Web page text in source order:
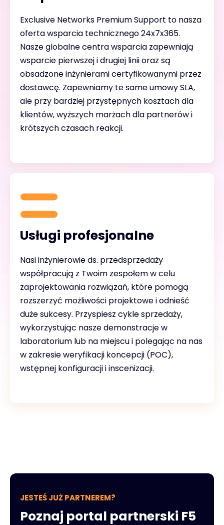
Exclusive Networks Premium Support to nasza
oferta wsparcia technicznego 24x7x365.
Nasze globalne centra wsparcia zapewniają
wsparcie pierwszej i drugiej linii oraz są
obsadzone inżynierami certyfikowanymi przez
dostawcę. Zapewniamy te same umowy SLA,
ale przy bardziej przystępnych kosztach dla
klientów, wyższych marżach dla partnerów i
krótszych czasach reakcji.
Usługi profesjonalne
Nasi inżynierowie ds. przedsprzedaży
współpracują z Twoim zespołem w celu
zaprojektowania rozwiązań, które pomogą
rozszerzyć możliwości projektowe i odnieść
duże sukcesy. Przyspiesz cykle sprzedaży,
wykorzystując nasze demonstracje w
laboratorium lub na miejscu i polegając na nas
w zakresie weryfikacji koncepcji (POC),
wstępnej konfiguracji i inscenizacji.
JESTEŚ JUŻ PARTNEREM?
Poznaj portal partnerski F5